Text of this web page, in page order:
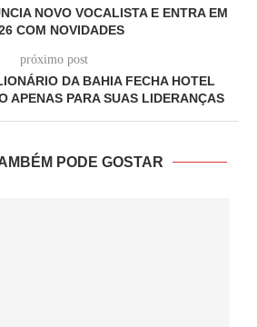
NOVO VOCALISTA E ENTRA EM
COM NOVIDADES
próximo post
DA BAHIA FECHA HOTEL
APENAS PARA SUAS LIDERANÇAS
PODE GOSTAR